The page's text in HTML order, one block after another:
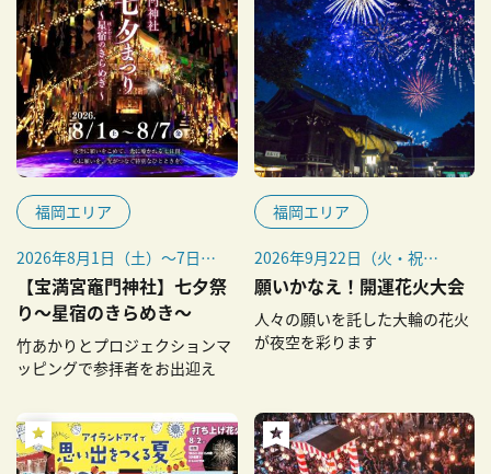
福岡エリア
2026年8月1日（土）〜7日
（金）
【宝満宮竈門神社】七夕祭
り～星宿のきらめき～
竹あかりとプロジェクションマ
ッピングで参拝者をお出迎え
福岡エリア
2026年9月22日（火・祝）
※雨天中止（延期なし）
※毎年9月22日に開催
願いかなえ！開運花火大会
人々の願いを託した大輪の花火
が夜空を彩ります